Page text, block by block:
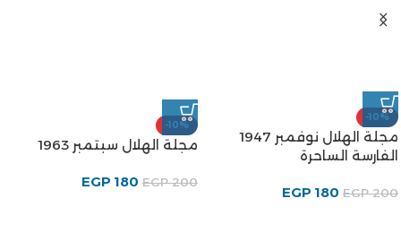
-10%
مجلة الهلال نوفمبر 1947
الفارسة الساحرة
EGP200
EGP 180
-10%
مجلة الهلال سبتمبر 1963
EGP200
EGP 180